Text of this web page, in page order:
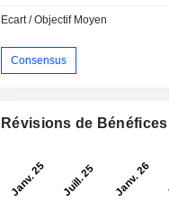
Ecart / Objectif Moyen
Consensus
Révisions de Bénéfices